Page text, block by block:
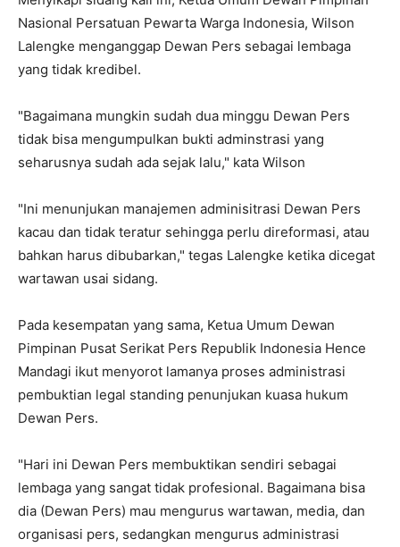
Nasional Persatuan Pewarta Warga Indonesia, Wilson
Lalengke menganggap Dewan Pers sebagai lembaga
yang tidak kredibel.
"Bagaimana mungkin sudah dua minggu Dewan Pers
tidak bisa mengumpulkan bukti adminstrasi yang
seharusnya sudah ada sejak lalu," kata Wilson
"Ini menunjukan manajemen adminisitrasi Dewan Pers
kacau dan tidak teratur sehingga perlu direformasi, atau
bahkan harus dibubarkan," tegas Lalengke ketika dicegat
wartawan usai sidang.
Pada kesempatan yang sama, Ketua Umum Dewan
Pimpinan Pusat Serikat Pers Republik Indonesia Hence
Mandagi ikut menyorot lamanya proses administrasi
pembuktian legal standing penunjukan kuasa hukum
Dewan Pers.
"Hari ini Dewan Pers membuktikan sendiri sebagai
lembaga yang sangat tidak profesional. Bagaimana bisa
dia (Dewan Pers) mau mengurus wartawan, media, dan
organisasi pers, sedangkan mengurus administrasi